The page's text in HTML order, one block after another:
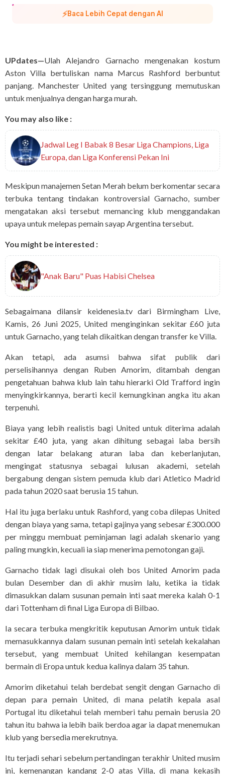
⚡Baca Lebih Cepat dengan AI
UPdates—Ulah Alejandro Garnacho mengenakan kostum
Aston Villa bertuliskan nama Marcus Rashford berbuntut
panjang. Manchester United yang tersinggung memutuskan
untuk menjualnya dengan harga murah.
You may also like :
Jadwal Leg I Babak 8 Besar Liga Champions, Liga
Europa, dan Liga Konferensi Pekan Ini
Meskipun manajemen Setan Merah belum berkomentar secara
terbuka tentang tindakan kontroversial Garnacho, sumber
mengatakan aksi tersebut memancing klub menggandakan
upaya untuk melepas pemain sayap Argentina tersebut.
You might be interested :
"Anak Baru" Puas Habisi Chelsea
Sebagaimana dilansir keidenesia.tv dari Birmingham Live,
Kamis, 26 Juni 2025, United menginginkan sekitar £60 juta
untuk Garnacho, yang telah dikaitkan dengan transfer ke Villa.
Akan tetapi, ada asumsi bahwa sifat publik dari
perselisihannya dengan Ruben Amorim, ditambah dengan
pengetahuan bahwa klub lain tahu hierarki Old Trafford ingin
menyingkirkannya, berarti kecil kemungkinan angka itu akan
terpenuhi.
Biaya yang lebih realistis bagi United untuk diterima adalah
sekitar £40 juta, yang akan dihitung sebagai laba bersih
dengan latar belakang aturan laba dan keberlanjutan,
mengingat statusnya sebagai lulusan akademi, setelah
bergabung dengan sistem pemuda klub dari Atletico Madrid
pada tahun 2020 saat berusia 15 tahun.
Hal itu juga berlaku untuk Rashford, yang coba dilepas United
dengan biaya yang sama, tetapi gajinya yang sebesar £300.000
per minggu membuat peminjaman lagi adalah skenario yang
paling mungkin, kecuali ia siap menerima pemotongan gaji.
Garnacho tidak lagi disukai oleh bos United Amorim pada
bulan Desember dan di akhir musim lalu, ketika ia tidak
dimasukkan dalam susunan pemain inti saat mereka kalah 0-1
dari Tottenham di final Liga Europa di Bilbao.
Ia secara terbuka mengkritik keputusan Amorim untuk tidak
memasukkannya dalam susunan pemain inti setelah kekalahan
tersebut, yang membuat United kehilangan kesempatan
bermain di Eropa untuk kedua kalinya dalam 35 tahun.
Amorim diketahui telah berdebat sengit dengan Garnacho di
depan para pemain United, di mana pelatih kepala asal
Portugal itu diketahui telah memberi tahu pemain berusia 20
tahun itu bahwa ia lebih baik berdoa agar ia dapat menemukan
klub yang bersedia merekrutnya.
Itu terjadi sehari sebelum pertandingan terakhir United musim
ini, kemenangan kandang 2-0 atas Villa, di mana kekasih